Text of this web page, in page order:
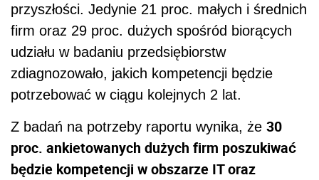
przyszłości. Jedynie 21 proc. małych i średnich
firm oraz 29 proc. dużych spośród biorących
udziału w badaniu przedsiębiorstw
zdiagnozowało, jakich kompetencji będzie
potrzebować w ciągu kolejnych 2 lat.
Z badań na potrzeby raportu wynika, że 30
proc. ankietowanych dużych firm poszukiwać
będzie kompetencji w obszarze IT oraz